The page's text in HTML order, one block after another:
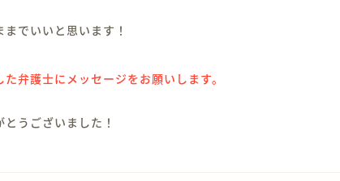
までいいと思います！
た弁護士にメッセージをお願いします。
とうございました！